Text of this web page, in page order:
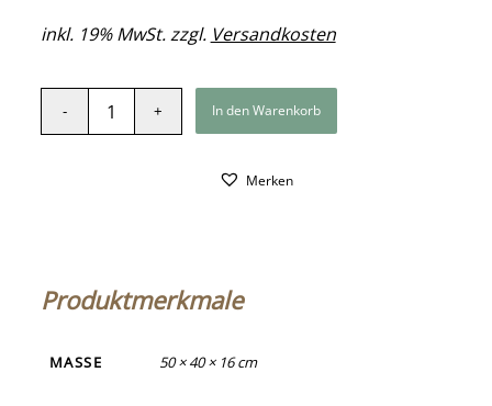
inkl. 19% MwSt. zzgl. Versandkosten
In den Warenkorb
Merken
Produktmerkmale
MASSE 50 × 40 × 16 cm